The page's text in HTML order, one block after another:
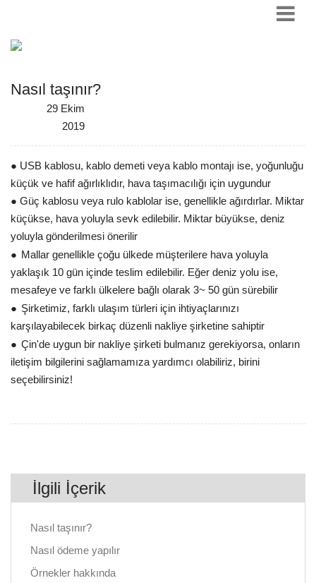
Nasıl taşınır?
29 Ekim
2019
● USB kablosu, kablo demeti veya kablo montajı ise, yoğunluğu
küçük ve hafif ağırlıklıdır, hava taşımacılığı için uygundur
● Güç kablosu veya rulo kablolar ise, genellikle ağırdırlar. Miktar
küçükse, hava yoluyla sevk edilebilir. Miktar büyükse, deniz
yoluyla gönderilmesi önerilir
● Mallar genellikle çoğu ülkede müşterilere hava yoluyla
yaklaşık 10 gün içinde teslim edilebilir. Eğer deniz yolu ise,
mesafeye ve farklı ülkelere bağlı olarak 3~ 50 gün sürebilir
● Şirketimiz, farklı ulaşım türleri için ihtiyaçlarınızı
karşılayabilecek birkaç düzenli nakliye şirketine sahiptir
● Çin'de uygun bir nakliye şirketi bulmanız gerekiyorsa, onların
iletişim bilgilerini sağlamamıza yardımcı olabiliriz, birini
seçebilirsiniz!
İlgili İçerik
Nasıl taşınır?
Nasıl ödeme yapılır
Örnekler hakkında